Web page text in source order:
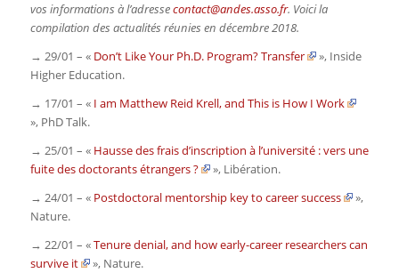
vos informations à l’adressecontact@andes.asso.fr. Voici la
compilation des actualités réunies en décembre 2018.
→ 29/01 – « Don’t Like Your Ph.D. Program? Transfer », Inside
Higher Education.
→ 17/01 – « I am Matthew Reid Krell, and This is How I Work
», PhD Talk.
→ 25/01 – « Hausse des frais d’inscription à l’université : vers une
fuite des doctorants étrangers ?
», Libération.
→ 24/01 – « Postdoctoral mentorship key to career success
»,
Nature.
→ 22/01 – «Tenure denial, and how early-career researchers can
survive it
», Nature.